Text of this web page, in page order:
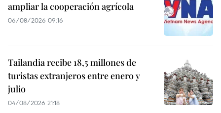
ampliar la cooperación agrícola
06/08/2026 09:16
Tailandia recibe 18,5 millones de
turistas extranjeros entre enero y
julio
04/08/2026 21:18